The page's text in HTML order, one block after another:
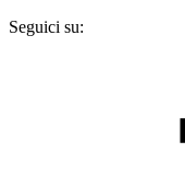
Seguici su: